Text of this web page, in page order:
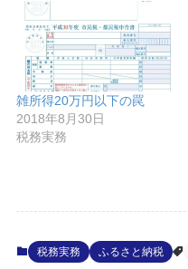
雑所得20万円以下の罠
2018年8月30日
税務実務
税務実務 ふるさと納税